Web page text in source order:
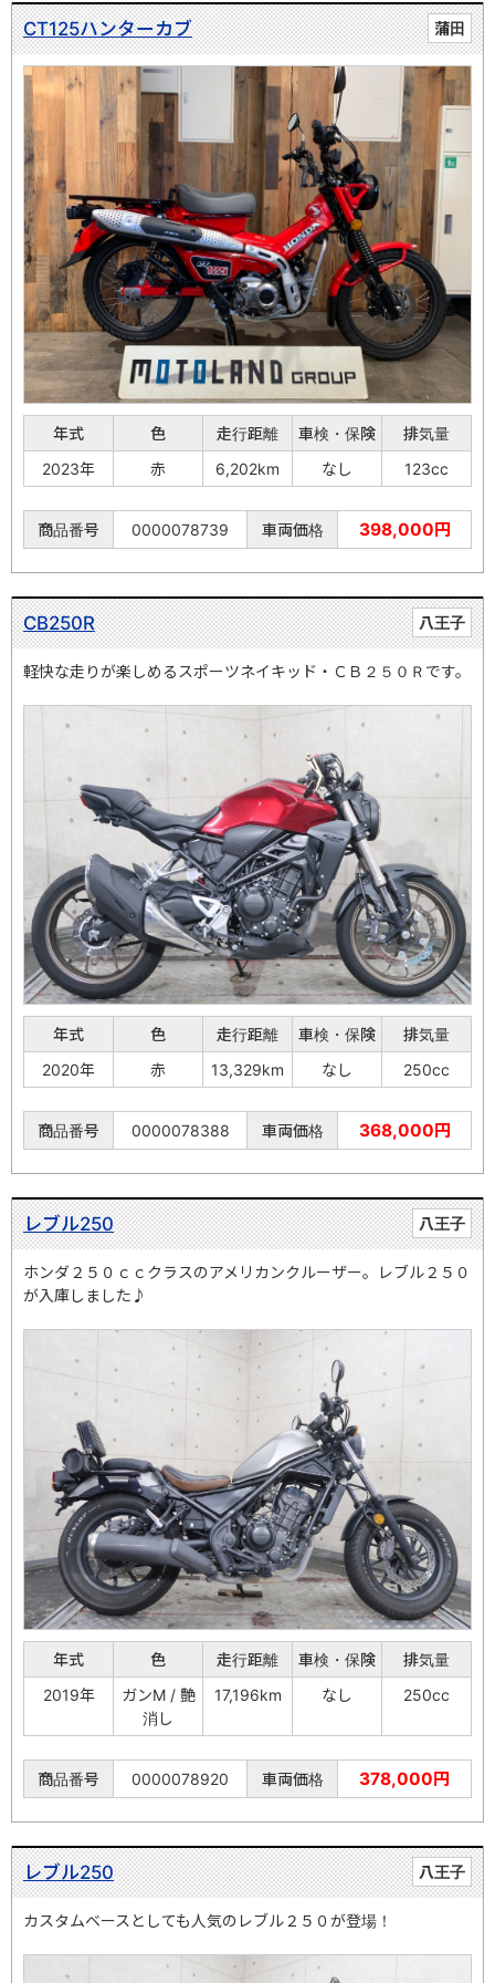
蒲田
CT125ハンターカブ
年式 色 走行距離 車検・保険
排気量
2023年
赤 6,202km なし 123cc
商品番号 0000078739 車両価格 398,000円
八王子
CB250R
軽快な走りが楽しめるスポーツネイキッド・ＣＢ２５０Ｒです。
年式 色 走行距離 車検・保険
排気量
2020年
赤 13,329km なし 250cc
商品番号 0000078388 車両価格 368,000円
八王子
レブル250
ホンダ２５０ｃｃクラスのアメリカンクルーザー。レブル２５０
が入庫しました♪
年式 色 走行距離 車検・保険
排気量
2019年
ガンM / 艶
消し
17,196km なし 250cc
商品番号 0000078920 車両価格 378,000円
八王子
レブル250
カスタムベースとしても人気のレブル２５０が登場！